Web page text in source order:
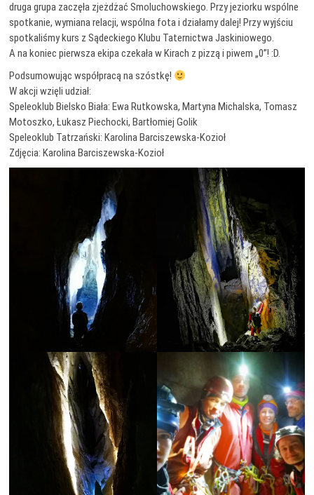
druga grupa zaczęła zjeżdżać Smoluchowskiego. Przy jeziorku wspólne
spotkanie, wymiana relacji, wspólna fota i działamy dalej! Przy wyjściu
spotkaliśmy kurs z Sądeckiego Klubu Taternictwa Jaskiniowego.
A na koniec pierwsza ekipa czekała w Kirach z pizzą i piwem „0”! :D.
Podsumowując współpracą na szóstkę!
W akcji wzięli udział:
Speleoklub Bielsko Biała: Ewa Rutkowska, Martyna Michalska, Tomasz
Motoszko, Łukasz Piechocki, Bartłomiej Golik
Speleoklub Tatrzański: Karolina Barciszewska-Kozioł
Zdjęcia: Karolina Barciszewska-Kozioł